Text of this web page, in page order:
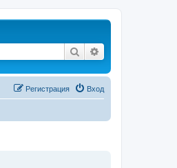
Поиск
Вход
Регистрация